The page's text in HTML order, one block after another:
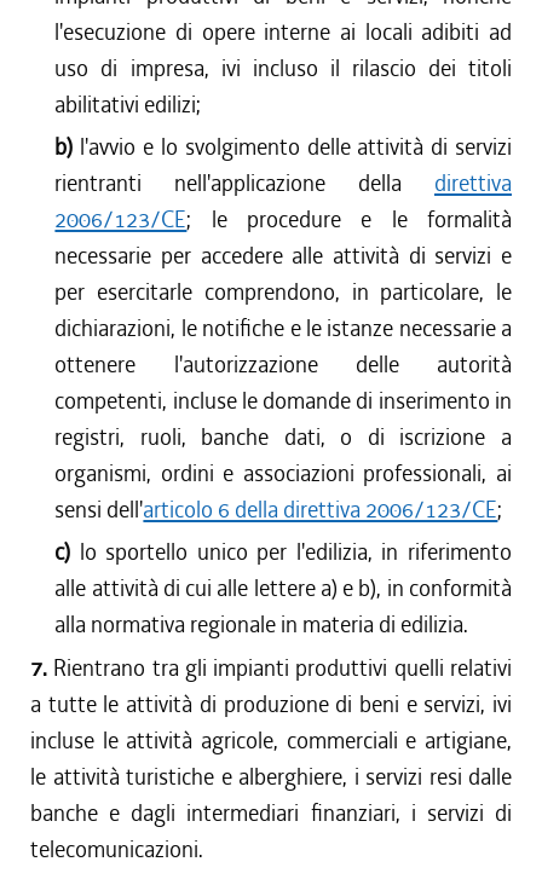
l'esecuzione di opere interne ai locali adibiti ad
uso di impresa, ivi incluso il rilascio dei titoli
abilitativi edilizi;
b) l'avvio e lo svolgimento delle attività di servizi
rientranti nell'applicazione della direttiva
2006/123/CE; le procedure e le formalità
necessarie per accedere alle attività di servizi e
per esercitarle comprendono, in particolare, le
dichiarazioni, le notifiche e le istanze necessarie a
ottenere l'autorizzazione delle autorità
competenti, incluse le domande di inserimento in
registri, ruoli, banche dati, o di iscrizione a
organismi, ordini e associazioni professionali, ai
sensi dell'articolo 6 della direttiva 2006/123/CE;
c) lo sportello unico per l'edilizia, in riferimento
alle attività di cui alle lettere a) e b), in conformità
alla normativa regionale in materia di edilizia.
7. Rientrano tra gli impianti produttivi quelli relativi
a tutte le attività di produzione di beni e servizi, ivi
incluse le attività agricole, commerciali e artigiane,
le attività turistiche e alberghiere, i servizi resi dalle
banche e dagli intermediari finanziari, i servizi di
telecomunicazioni.